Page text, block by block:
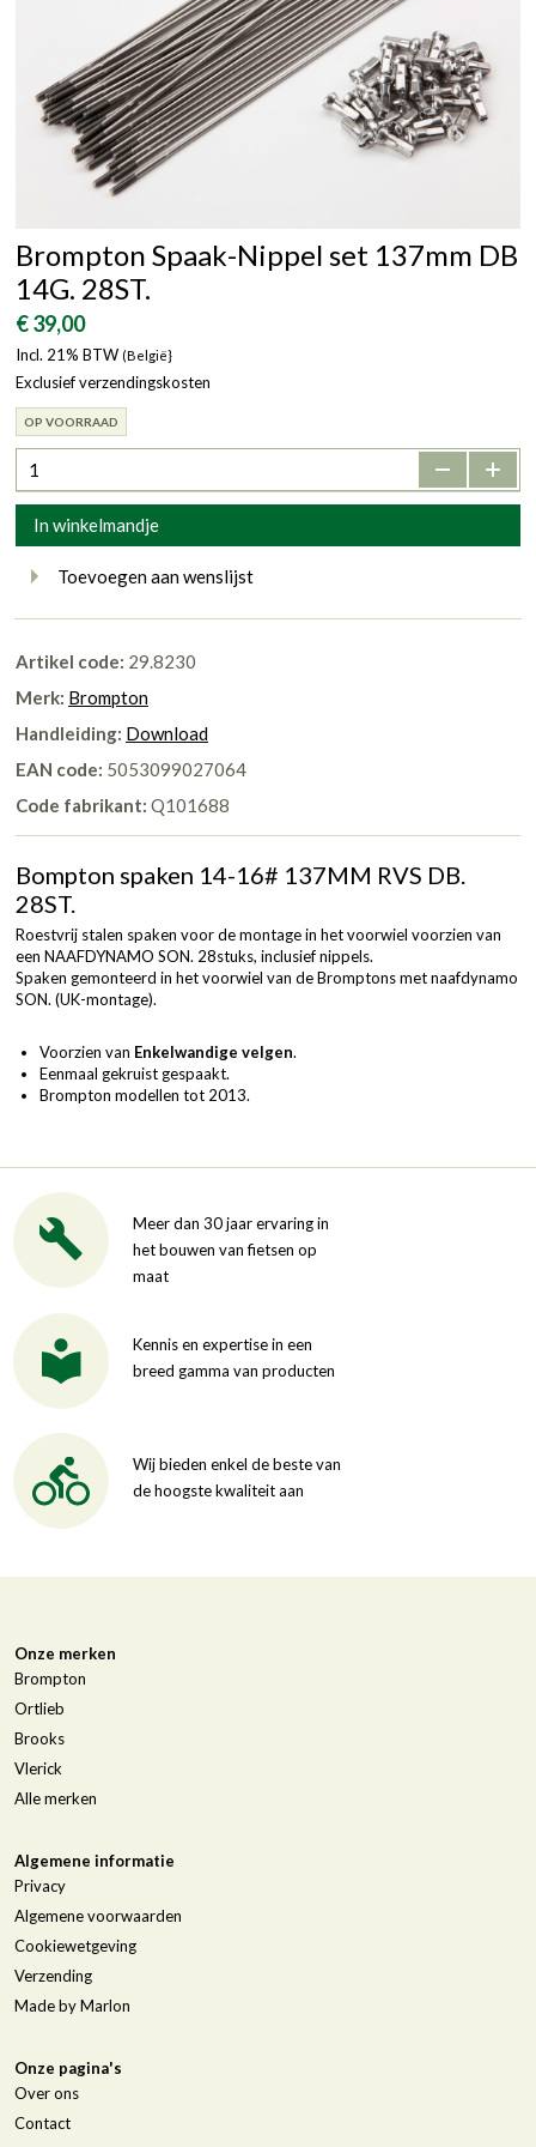
Brompton Spaak-Nippel set 137mm DB
14G. 28ST.
€ 39,00
Incl. 21% BTW (België}
Exclusief verzendingskosten
OP VOORRAAD
- +
In winkelmandje
Toevoegen aan wenslijst
Artikel code: 29.8230
Merk: Brompton
Handleiding: Download
EAN code: 5053099027064
Code fabrikant: Q101688
Bompton spaken 14-16# 137MM RVS DB.
28ST.
Roestvrij stalen spaken voor de montage in het voorwiel voorzien van
een NAAFDYNAMO SON. 28stuks, inclusief nippels.
Spaken gemonteerd in het voorwiel van de Bromptons met naafdynamo
SON. (UK-montage).
Voorzien van Enkelwandige velgen.
Eenmaal gekruist gespaakt.
Brompton modellen tot 2013.
Meer dan 30 jaar ervaring in
het bouwen van fietsen op
maat
Kennis en expertise in een
breed gamma van producten
Wij bieden enkel de beste van
de hoogste kwaliteit aan
Onze merken
Brompton
Ortlieb
Brooks
Vlerick
Alle merken
Algemene informatie
Privacy
Algemene voorwaarden
Cookiewetgeving
Verzending
Made by Marlon
Onze pagina's
Over ons
Contact